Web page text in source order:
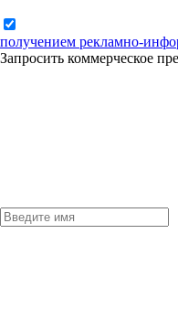
получением рекламно-
Запросить коммерческое